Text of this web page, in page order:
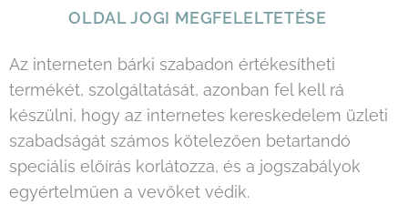
OLDAL JOGI MEGFELELTETÉSE
Az interneten bárki szabadon értékesítheti
termékét, szolgáltatását, azonban fel kell rá
készülni, hogy az internetes kereskedelem üzleti
szabadságát számos kötelezően betartandó
speciális előírás korlátozza, és a jogszabályok
egyértelműen a vevőket védik.